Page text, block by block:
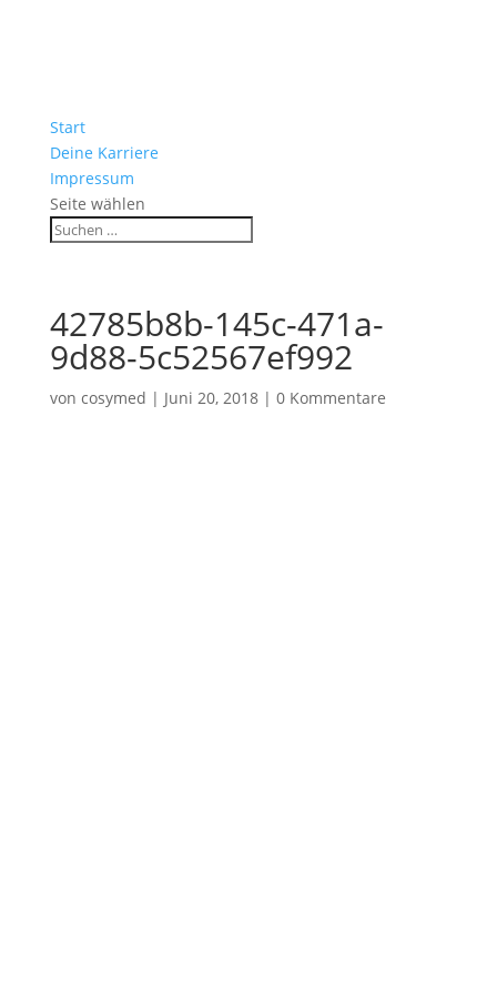
Start
Deine Karriere
Impressum
Seite wählen
42785b8b-145c-471a-
9d88-5c52567ef992
von cosymed | Juni 20, 2018| 0 Kommentare